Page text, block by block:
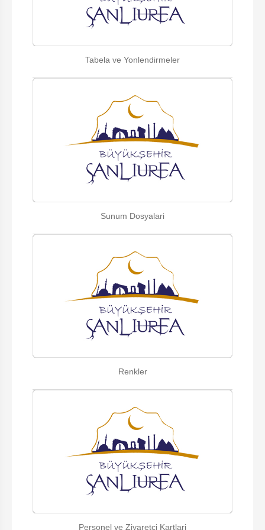
Tabela ve Yonlendirmeler
Sunum Dosyalari
Renkler
Personel ve Ziyaretci Kartlari